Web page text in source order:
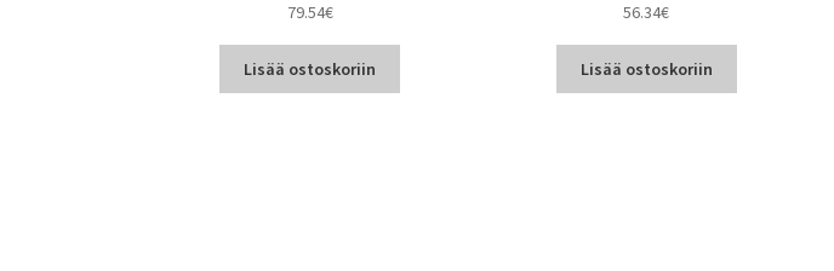
79.54€
Lisää ostoskoriin
56.34€
Lisää ostoskoriin